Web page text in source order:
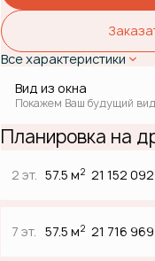
Все характеристики
Вид из окна
Покажем Ваш будущий
Планировка на
2 эт. 57.5 м2 21 152
7 эт. 57.5 м2 21 716